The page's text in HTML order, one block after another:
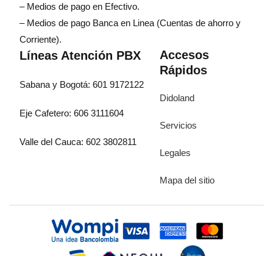
– Medios de pago en Efectivo.
– Medios de pago Banca en Linea (Cuentas de ahorro y
Corriente).
Líneas Atención PBX
Sabana y Bogotá: 601 9172122
Eje Cafetero: 606 3111604
Valle del Cauca: 602 3802811
Accesos
Rápidos
Didoland
Servicios
Legales
Mapa del sitio